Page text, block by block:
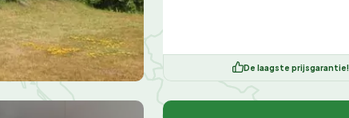
De laagste prijsgarantie!